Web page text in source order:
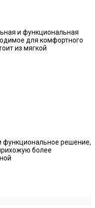
и функциональная
для комфортного
из мягкой
функциональное решение,
более